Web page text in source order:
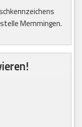
Memmingen.